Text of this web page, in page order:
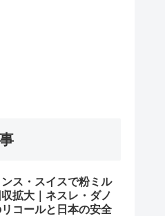
ス・スイスで粉ミル
拡大｜ネスレ・ダノ
リコールと日本の安全